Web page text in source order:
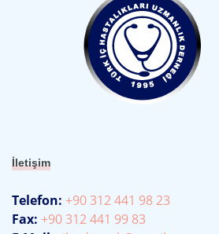
İletişim
Telefon: +90 312 441 98 23
Fax: +90 312 441 99 83